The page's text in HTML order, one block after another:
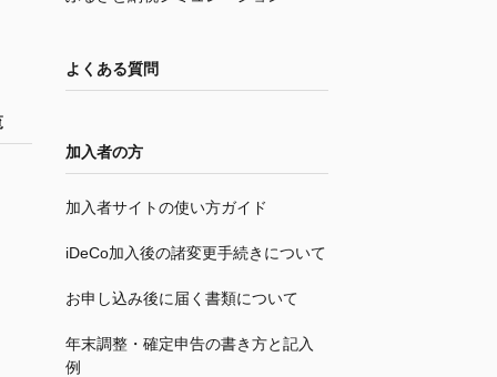
よくある質問
加入者の方
加入者サイトの使い方ガイド
iDeCo加入後の諸変更手続きについて
お申し込み後に届く書類について
年末調整・確定申告の書き方と記入
例